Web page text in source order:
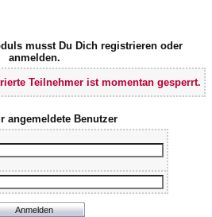
musst Du Dich registrieren oder
anmelden.
Teilnehmer ist momentan gesperrt.
angemeldete Benutzer